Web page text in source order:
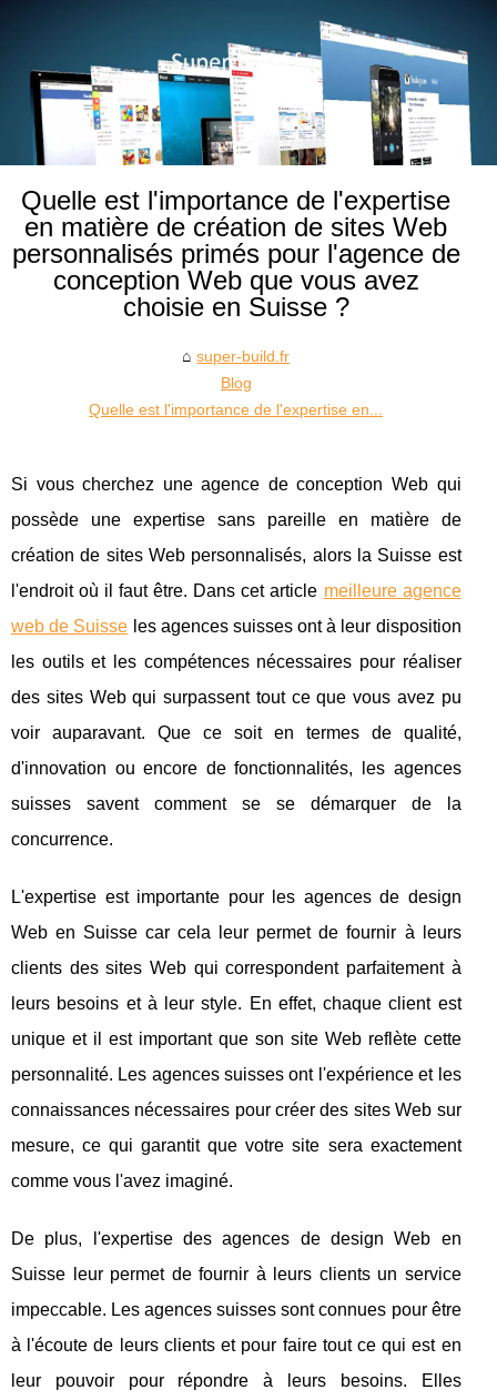
Quelle est l'importance de l'expertise
en matière de création de sites Web
personnalisés primés pour l'agence de
conception Web que vous avez
choisie en Suisse ?
super-build.fr
Blog
Quelle est l'importance de l'expertise en...
Si vous cherchez une agence de conception Web qui
possède une expertise sans pareille en matière de
création de sites Web personnalisés, alors la Suisse est
l'endroit où il faut être. Dans cet article meilleure agence
web de Suisse les agences suisses ont à leur disposition
les outils et les compétences nécessaires pour réaliser
des sites Web qui surpassent tout ce que vous avez pu
voir auparavant. Que ce soit en termes de qualité,
d'innovation ou encore de fonctionnalités, les agences
suisses savent comment se se démarquer de la
concurrence.
L'expertise est importante pour les agences de design
Web en Suisse car cela leur permet de fournir à leurs
clients des sites Web qui correspondent parfaitement à
leurs besoins et à leur style. En effet, chaque client est
unique et il est important que son site Web reflète cette
personnalité. Les agences suisses ont l'expérience et les
connaissances nécessaires pour créer des sites Web sur
mesure, ce qui garantit que votre site sera exactement
comme vous l'avez imaginé.
De plus, l'expertise des agences de design Web en
Suisse leur permet de fournir à leurs clients un service
impeccable. Les agences suisses sont connues pour être
à l'écoute de leurs clients et pour faire tout ce qui est en
leur pouvoir pour répondre à leurs besoins. Elles